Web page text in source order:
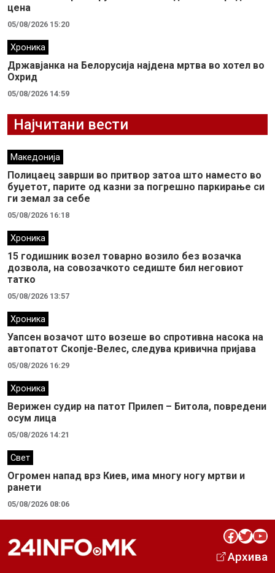
цена
05/08/2026 15:20
Хроника
Државјанка на Белорусија најдена мртва во хотел во
Охрид
05/08/2026 14:59
Најчитани вести
Македонија
Полицаец заврши во притвор затоа што наместо во
буџетот, парите од казни за погрешно паркирање си
ги земал за себе
05/08/2026 16:18
Хроника
15 годишник возел товарно возило без возачка
дозвола, на совозачкото седиште бил неговиот
татко
05/08/2026 13:57
Хроника
Уапсен возачот што возеше во спротивна насока на
автопатот Скопје-Велес, следува кривична пријава
05/08/2026 16:29
Хроника
Верижен судир на патот Прилеп – Битола, повредени
осум лица
05/08/2026 14:21
Свет
Огромен напад врз Киев, има многу ногу мртви и
ранети
05/08/2026 08:06
Facebook Twitter YouTube
Архива